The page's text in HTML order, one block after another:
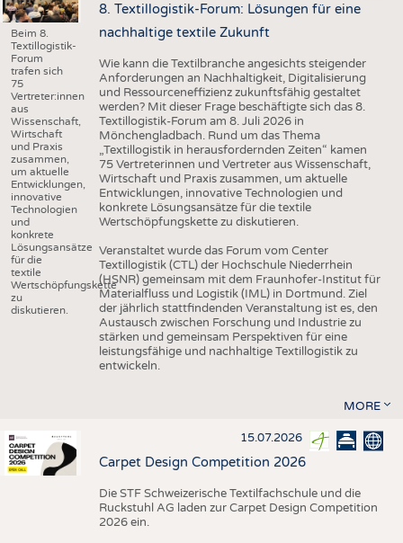
Beim 8.
Textillogistik-
Forum
trafen sich
75
Vertreter:innen
aus
Wissenschaft,
Wirtschaft
und Praxis
zusammen,
um aktuelle
Entwicklungen,
innovative
Technologien
und
konkrete
Lösungsansätze
für die
textile
Wertschöpfungskette
zu
diskutieren.
8. Textillogistik-Forum: Lösungen für eine
nachhaltige textile Zukunft
Wie kann die Textilbranche angesichts steigender
Anforderungen an Nachhaltigkeit, Digitalisierung
und Ressourceneffizienz zukunftsfähig gestaltet
werden? Mit dieser Frage beschäftigte sich das 8.
Textillogistik-Forum am 8. Juli 2026 in
Mönchengladbach. Rund um das Thema
„Textillogistik in herausfordernden Zeiten“ kamen
75 Vertreterinnen und Vertreter aus Wissenschaft,
Wirtschaft und Praxis zusammen, um aktuelle
Entwicklungen, innovative Technologien und
konkrete Lösungsansätze für die textile
Wertschöpfungskette zu diskutieren.
Veranstaltet wurde das Forum vom Center
Textillogistik (CTL) der Hochschule Niederrhein
(HSNR) gemeinsam mit dem Fraunhofer-Institut für
Materialfluss und Logistik (IML) in Dortmund. Ziel
der jährlich stattfindenden Veranstaltung ist es, den
Austausch zwischen Forschung und Industrie zu
stärken und gemeinsam Perspektiven für eine
leistungsfähige und nachhaltige Textillogistik zu
entwickeln.
MORE
15.07.2026
Carpet Design Competition 2026
Die STF Schweizerische Textilfachschule und die
Ruckstuhl AG laden zur Carpet Design Competition
2026 ein.